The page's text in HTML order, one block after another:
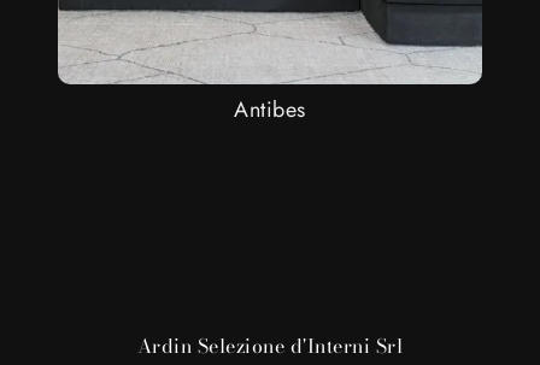
Antibes
Ardin Selezione d'Interni Srl